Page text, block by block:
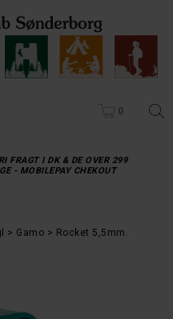
0
FRAGT I DK & DE OVER 299
- MOBILEPAY CHEKOUT
Gamo Rocket 5,5mm.